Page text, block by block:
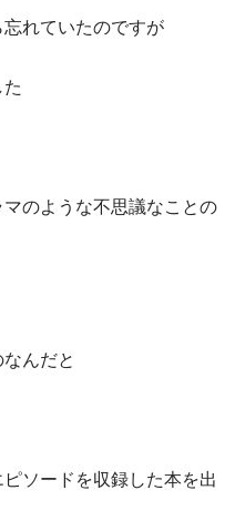
れていたのですが
のような不思議なことの
んだと
ソードを収録した本を出